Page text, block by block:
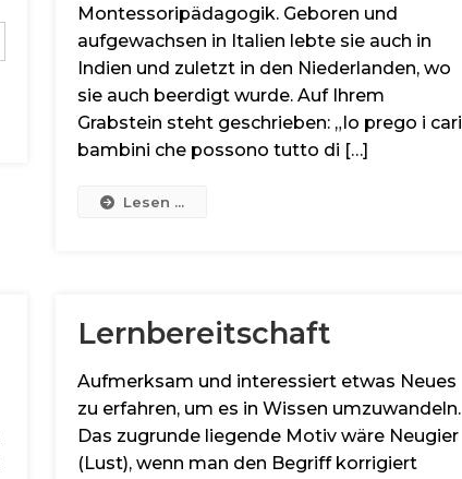
Montessoripädagogik. Geboren und
aufgewachsen in Italien lebte sie auch in
Indien und zuletzt in den Niederlanden, wo
sie auch beerdigt wurde. Auf Ihrem
Grabstein steht geschrieben: „Io prego i cari
bambini che possono tutto di […]
Lesen ...
Lernbereitschaft
Aufmerksam und interessiert etwas Neues
zu erfahren, um es in Wissen umzuwandeln.
Das zugrunde liegende Motiv wäre Neugier
(Lust), wenn man den Begriff korrigiert